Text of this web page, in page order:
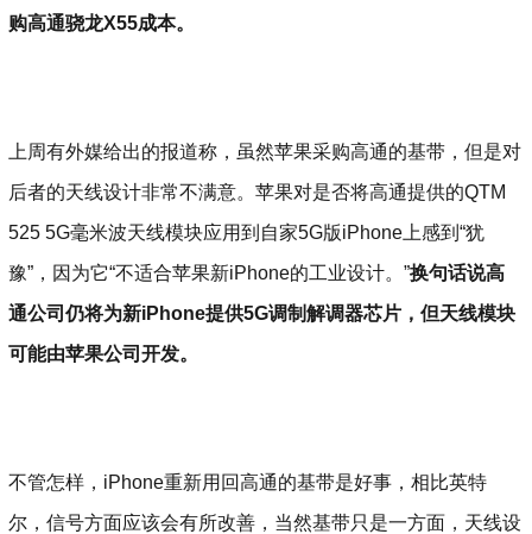
购高通骁龙X55成本。
上周有外媒给出的报道称，虽然苹果采购高通的基带，但是对
后者的天线设计非常不满意。苹果对是否将高通提供的QTM
525 5G毫米波天线模块应用到自家5G版iPhone上感到“犹
豫”，因为它“不适合苹果新iPhone的工业设计。”换句话说高
通公司仍将为新iPhone提供5G调制解调器芯片，但天线模块
可能由苹果公司开发。
不管怎样，iPhone重新用回高通的基带是好事，相比英特
尔，信号方面应该会有所改善，当然基带只是一方面，天线设